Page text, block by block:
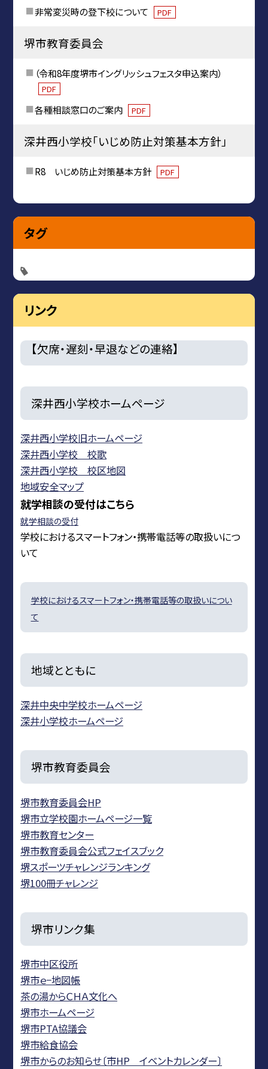
非常変災時の登下校について PDF
堺市教育委員会
（令和8年度堺市イングリッシュフェスタ申込案内）
PDF
各種相談窓口のご案内 PDF
深井西小学校「いじめ防止対策基本方針」
R8 いじめ防止対策基本方針 PDF
タグ
リンク
【欠席・遅刻・早退などの連絡】
深井西小学校ホームページ
深井西小学校旧ホームページ
深井西小学校 校歌
深井西小学校 校区地図
地域安全マップ
就学相談の受付はこちら
就学相談の受付
学校におけるスマートフォン・携帯電話等の取扱いにつ
いて
学校におけるスマートフォン・携帯電話等の取扱いについ
て
地域とともに
深井中央中学校ホームページ
深井小学校ホームページ
堺市教育委員会
堺市教育委員会HP
堺市立学校園ホームページ一覧
堺市教育センター
堺市教育委員会公式フェイスブック
堺スポーツチャレンジランキング
堺100冊チャレンジ
堺市リンク集
堺市中区役所
堺市ｅ−地図帳
茶の湯からＣＨＡ文化へ
堺市ホームページ
堺市PTA協議会
堺市給食協会
堺市からのお知らせ〔市HP イベントカレンダー〕